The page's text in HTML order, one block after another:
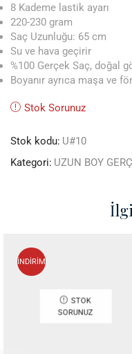
8 Kademe lastik ayarı
220-230 gram
Saç Uzunluğu: 65 cm
Su ve hava geçirir
%100 Gerçek Saç, doğal
Boyanır ayrıca maşa ve
Stok Sorunuz
Stok kodu: U#10
Kategori: UZUN BOY
İNDİRİM
STOK
SORUNUZ